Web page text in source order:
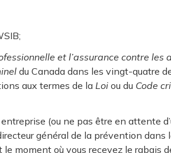
et l’assurance contre les
du Canada dans les vingt-quatre
aux termes de laLoi ou du Code
(ou ne pas être en attente
général de la prévention dans
moment où vous recevez le rabais